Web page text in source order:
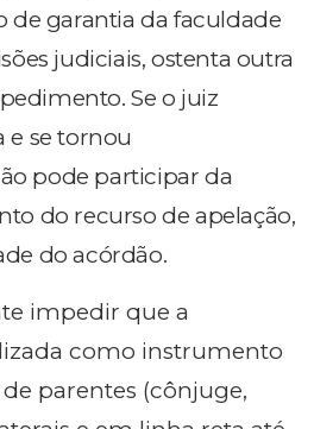
garantia da faculdade
judiciais, ostenta outra
Se o juiz
e se tornou
pode participar da
do recurso de apelação,
do acórdão.
impedir que a
como instrumento
parentes (cônjuge,